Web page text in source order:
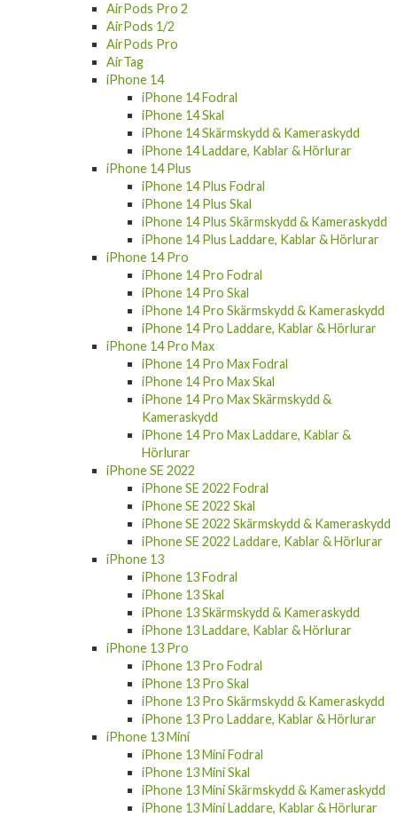
AirPods Pro 2
AirPods 1/2
AirPods Pro
AirTag
iPhone 14
iPhone 14 Fodral
iPhone 14 Skal
iPhone 14 Skärmskydd & Kameraskydd
iPhone 14 Laddare, Kablar & Hörlurar
iPhone 14 Plus
iPhone 14 Plus Fodral
iPhone 14 Plus Skal
iPhone 14 Plus Skärmskydd & Kameraskydd
iPhone 14 Plus Laddare, Kablar & Hörlurar
iPhone 14 Pro
iPhone 14 Pro Fodral
iPhone 14 Pro Skal
iPhone 14 Pro Skärmskydd & Kameraskydd
iPhone 14 Pro Laddare, Kablar & Hörlurar
iPhone 14 Pro Max
iPhone 14 Pro Max Fodral
iPhone 14 Pro Max Skal
iPhone 14 Pro Max Skärmskydd &
Kameraskydd
iPhone 14 Pro Max Laddare, Kablar &
Hörlurar
iPhone SE 2022
iPhone SE 2022 Fodral
iPhone SE 2022 Skal
iPhone SE 2022 Skärmskydd & Kameraskydd
iPhone SE 2022 Laddare, Kablar & Hörlurar
iPhone 13
iPhone 13 Fodral
iPhone 13 Skal
iPhone 13 Skärmskydd & Kameraskydd
iPhone 13 Laddare, Kablar & Hörlurar
iPhone 13 Pro
iPhone 13 Pro Fodral
iPhone 13 Pro Skal
iPhone 13 Pro Skärmskydd & Kameraskydd
iPhone 13 Pro Laddare, Kablar & Hörlurar
iPhone 13 Mini
iPhone 13 Mini Fodral
iPhone 13 Mini Skal
iPhone 13 Mini Skärmskydd & Kameraskydd
iPhone 13 Mini Laddare, Kablar & Hörlurar